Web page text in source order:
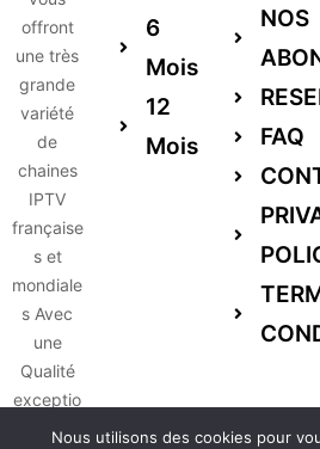
offront
une très
grande
variété
de
chaines
IPTV
française
s et
mondiale
s Avec
une
Qualité
exceptio
nnelle,
6
Mois
12
Mois
NOS
FAQ
Nous utilisons des cookies pour